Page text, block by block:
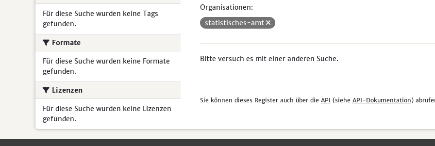
Für diese Suche wurden keine Tags
gefunden.
Formate
Für diese Suche wurden keine Formate
gefunden.
Lizenzen
Für diese Suche wurden keine Lizenzen
gefunden.
Organisationen:
statistisches-amt
Bitte versuch es mit einer anderen Suche.
Sie können dieses Register auch über die API (siehe API-Dokumentation)